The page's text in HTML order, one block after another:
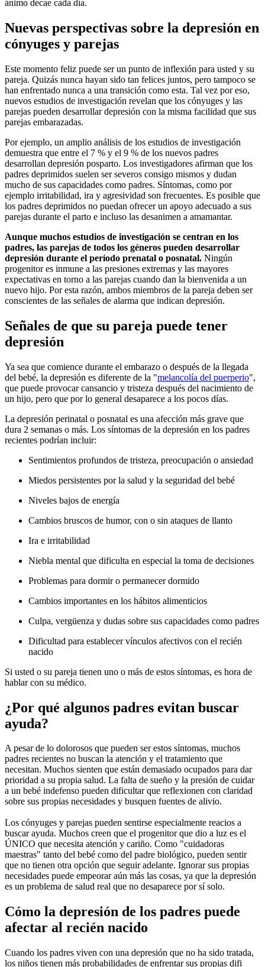
ánimo decae cada día.
Nuevas perspectivas sobre la depresión en
cónyuges y parejas
Este momento feliz puede ser un punto de inflexión para usted y su
pareja. Quizás nunca hayan sido tan felices juntos, pero tampoco se
han enfrentado nunca a una transición como esta. Tal vez por eso,
nuevos estudios de investigación revelan que los cónyuges y las
parejas pueden desarrollar depresión con la misma facilidad que sus
parejas embarazadas.
Por ejemplo, un amplio análisis de los estudios de investigación
demuestra que entre el 7 % y el 9 % de los nuevos padres
desarrollan depresión posparto. Los investigadores afirman que los
padres deprimidos suelen ser severos consigo mismos y dudan
mucho de sus capacidades como padres. Síntomas, como por
ejemplo irritabilidad, ira y agresividad son frecuentes. Es posible que
los padres deprimidos no puedan ofrecer un apoyo adecuado a sus
parejas durante el parto e incluso las desanimen a amamantar.
Aunque muchos estudios de investigación se centran en los
padres, las parejas de todos los géneros pueden desarrollar
depresión durante el período prenatal o posnatal. Ningún
progenitor es inmune a las presiones extremas y las mayores
expectativas en torno a las parejas cuando dan la bienvenida a un
nuevo hijo. Por esta razón, ambos miembros de la pareja deben ser
conscientes de las señales de alarma que indican depresión.
Señales de que su pareja puede tener
depresión
Ya sea que comience durante el embarazo o después de la llegada
del bebé, la depresión es diferente de la "melancolía del puerperio",
que puede provocar cansancio y tristeza después del nacimiento de
un hijo, pero que por lo general desaparece a los pocos días.
La depresión perinatal o posnatal es una afección más grave que
dura 2 semanas o más. Los síntomas de la depresión en los padres
recientes podrían incluir:
Sentimientos profundos de tristeza, preocupación o ansiedad
Miedos persistentes por la salud y la seguridad del bebé
Niveles bajos de energía
Cambios bruscos de humor, con o sin ataques de llanto
Ira e irritabilidad
Niebla mental que dificulta en especial la toma de decisiones
Problemas para dormir o permanecer dormido
Cambios importantes en los hábitos alimenticios
Culpa, vergüenza y dudas sobre sus capacidades como padres
Dificultad para establecer vínculos afectivos con el recién
nacido
Si usted o su pareja tienen uno o más de estos síntomas, es hora de
hablar con su médico.
¿Por qué algunos padres evitan buscar
ayuda?
A pesar de lo dolorosos que pueden ser estos síntomas, muchos
padres recientes no buscan la atención y el tratamiento que
necesitan. Muchos sienten que están demasiado ocupados para dar
prioridad a su propia salud. La falta de sueño y la presión de cuidar
a un bebé indefenso pueden dificultar que reflexionen con claridad
sobre sus propias necesidades y busquen fuentes de alivio.
Los cónyuges y parejas pueden sentirse especialmente reacios a
buscar ayuda. Muchos creen que el progenitor que dio a luz es el
ÚNICO que necesita atención y cariño. Como "cuidadoras
maestras" tanto del bebé como del padre biológico, pueden sentir
que no tienen otra opción que seguir adelante. Ignorar sus propias
necesidades puede empeorar aún más las cosas, ya que la depresión
es un problema de salud real que no desaparece por sí solo.
Cómo la depresión de los padres puede
afectar al recién nacido
Cuando los padres viven con una depresión que no ha sido tratada,
los niños tienen más probabilidades de enfrentar sus propias difi​